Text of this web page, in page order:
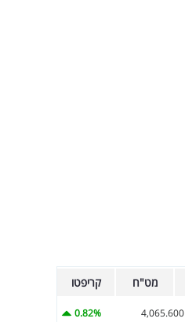
מט"ח קריפטו
4,065.600
0.82%